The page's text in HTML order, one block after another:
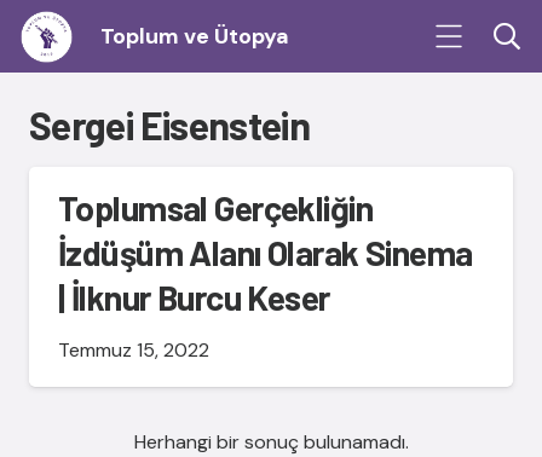
Toplum ve Ütopya
Sergei Eisenstein
Toplumsal Gerçekliğin
İzdüşüm Alanı Olarak Sinema
| İlknur Burcu Keser
Temmuz 15, 2022
Herhangi bir sonuç bulunamadı.